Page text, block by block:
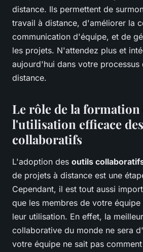
distance. Ils permettent de
travail à distance, d'améliorer la
communication d'équipe, et de
les projets. N'attendez plus et
aujourd'hui dans votre processus
distance.
Le rôle de la formation
l'utilisation efficace
collaboratifs
L'adoption des outils
de projets à distance est une
Cependant, il est tout aussi
que les membres de votre
leur utilisation. En effet, la
collaborative du monde ne sera
votre équipe ne sait pas